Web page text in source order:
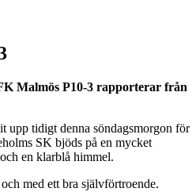
Malmös P10-3 rapporterar från
upp tidigt denna söndagsmorgon för
SK bjöds på en mycket
en klarblå himmel.
med ett bra självförtroende.